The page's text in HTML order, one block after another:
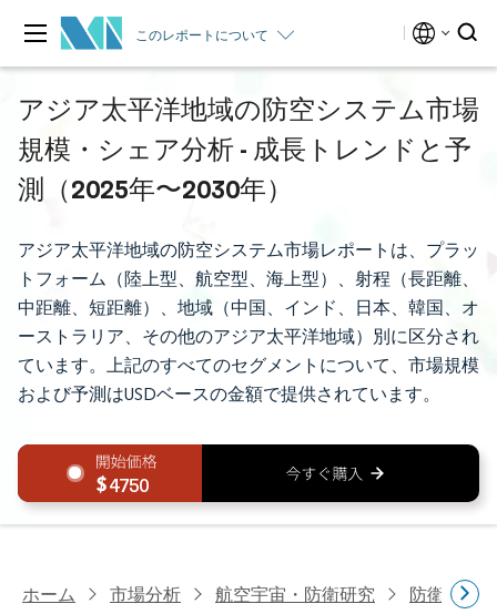
このレポートについて
アジア太平洋地域の防空システム市場
規模・シェア分析 - 成長トレンドと予
測（2025年〜2030年）
アジア太平洋地域の防空システム市場レポートは、プラッ
トフォーム（陸上型、航空型、海上型）、射程（長距離、
中距離、短距離）、地域（中国、インド、日本、韓国、オ
ーストラリア、その他のアジア太平洋地域）別に区分され
ています。上記のすべてのセグメントについて、市場規模
および予測はUSDベースの金額で提供されています。
4750
ホーム 市場分析 航空宇宙・防衛研究 防衛研究